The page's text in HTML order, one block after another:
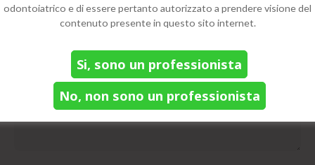
odontoiatrico e di essere pertanto autorizzato a prendere visione del
contenuto presente in questo sito internet.
Si, sono un professionista
No, non sono un professionista